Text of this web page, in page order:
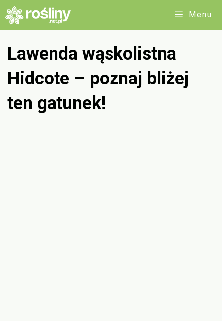
Przejdź
do
Menu
Lawenda wąskolistna
Hidcote – poznaj bliżej
ten gatunek!